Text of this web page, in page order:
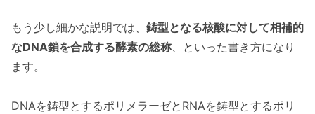
もう少し細かな説明では、 鋳型となる核酸に対して相補的
なDNA鎖を合成する酵素の総称 、といった書き方になり
ます。
DNAを鋳型とするポリメラーゼとRNAを鋳型とするポリ